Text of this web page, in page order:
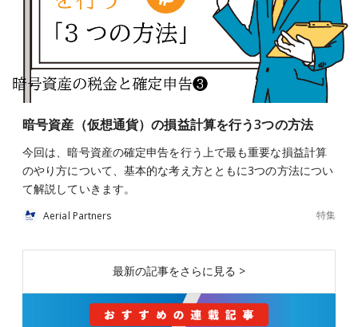
暗号資産（仮想通貨）の損益計算を行う3つの方法
今回は、暗号資産の確定申告を行う上で最も重要な損益計算
のやり方について、基本的な考え方とともに3つの方法につい
て解説していきます。
Aerial Partners 特集
最新の記事をさらに見る >